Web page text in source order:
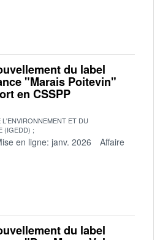
du label
"Marais Poitevin"
en CSSPP
ET DU
(IGEDD)
en ligne: janv. 2026
Affaire
du label